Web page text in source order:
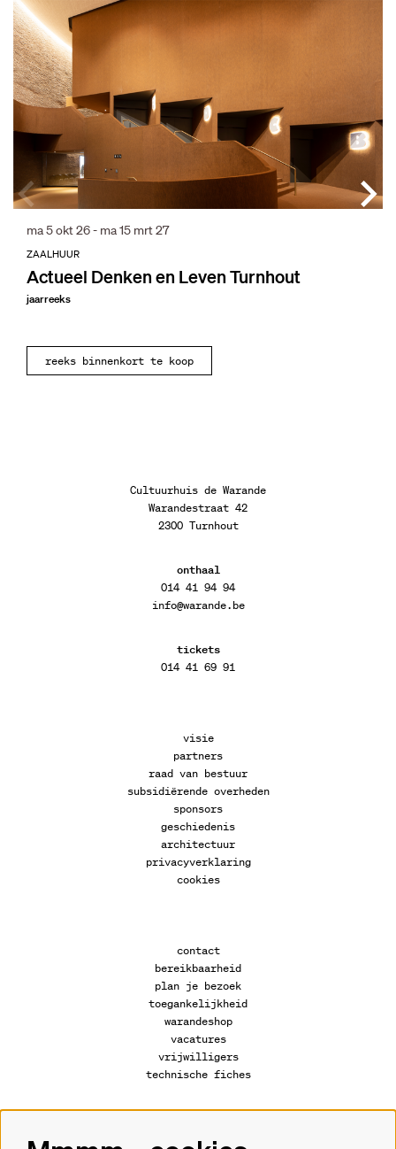
Actueel Denken en Leven Turnhout
jaarreeks
ZAALHUUR
ma 5 okt 26- ma 15 mrt 27
reeks binnenkort te koop
Cultuurhuis de Warande
Warandestraat 42
2300 Turnhout
onthaal
014 41 94 94
info@warande.be
tickets
014 41 69 91
visie
partners
raad van bestuur
subsidiërende overheden
sponsors
geschiedenis
architectuur
privacyverklaring
cookies
contact
bereikbaarheid
plan je bezoek
toegankelijkheid
warandeshop
vacatures
vrijwilligers
technische fiches
Volg ons